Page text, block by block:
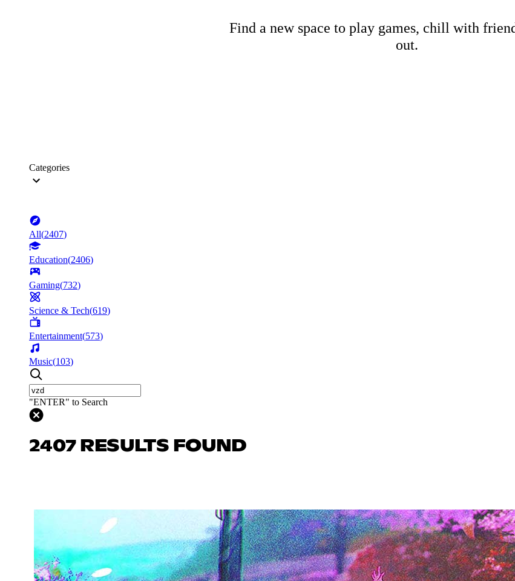
Find a new space to play games, chill with
out.
Categories
All(2407)
Education(2406)
Gaming(732)
Science & Tech(619)
Entertainment(573)
Music(103)
"ENTER" to Search
2407 RESULTS FOUND